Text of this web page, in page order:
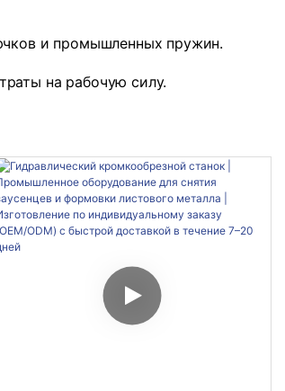
и промышленных пружин.
на рабочую силу.